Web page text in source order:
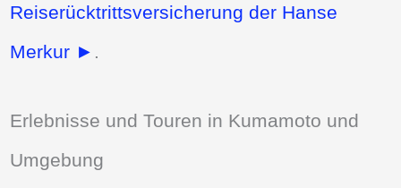
Reiserücktrittsversicherung der Hanse
Merkur ► .
Erlebnisse und Touren in Kumamoto und
Umgebung